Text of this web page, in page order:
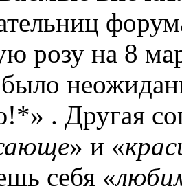
розу на 8
. Другая
» и «
себя «